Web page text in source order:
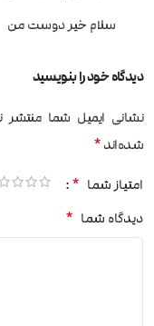
سلام خیر دوست من
دیدگاه خود را بنویسید
نشانی ایمیل شما
شده‌اند*
امتیاز شما *
دیدگاه شما *